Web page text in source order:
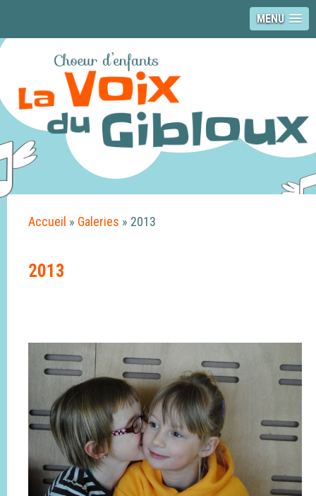
MENU
Accueil » Galeries » 2013
2013